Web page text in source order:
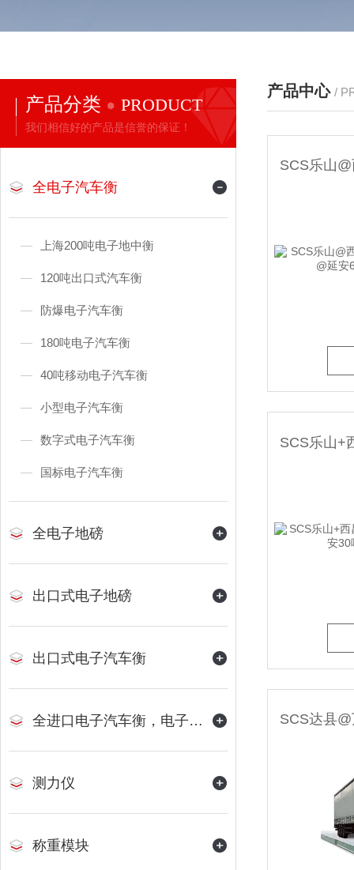
产品分类 PRODUCT
我们相信好的产品是信誉的保证！
全电子汽车衡
上海200吨电子地中衡
120吨出口式汽车衡
防爆电子汽车衡
180吨电子汽车衡
40吨移动电子汽车衡
小型电子汽车衡
数字式电子汽车衡
国标电子汽车衡
全电子地磅
出口式电子地磅
出口式电子汽车衡
全进口电子汽车衡，电子地磅
测力仪
称重模块
产品中心 /